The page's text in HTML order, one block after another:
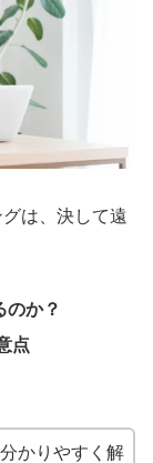
は、決して遠
のか？
点
かりやすく解